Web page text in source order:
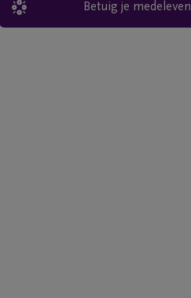
Betuig je medeleven